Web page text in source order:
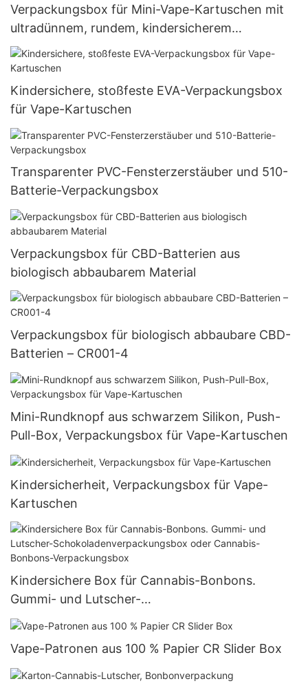
Verpackungsbox für Mini-Vape-Kartuschen mit
ultradünnem, rundem, kindersicherem
Silikonknopf
Kindersichere, stoßfeste EVA-Verpackungsbox
für Vape-Kartuschen
Transparenter PVC-Fensterzerstäuber und 510-
Batterie-Verpackungsbox
Verpackungsbox für CBD-Batterien aus
biologisch abbaubarem Material
Verpackungsbox für biologisch abbaubare CBD-
Batterien – CR001-4
Mini-Rundknopf aus schwarzem Silikon, Push-
Pull-Box, Verpackungsbox für Vape-Kartuschen
Kindersicherheit, Verpackungsbox für Vape-
Kartuschen
Kindersichere Box für Cannabis-Bonbons.
Gummi- und Lutscher-
Schokoladenverpackungsbox oder Cannabis-
Bonbons-Verpackungsbox
Vape-Patronen aus 100 % Papier CR Slider Box